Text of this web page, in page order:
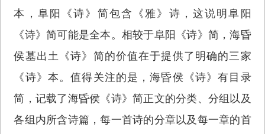
本，阜阳《诗》简包含《雅》诗，这说明阜阳
《诗》简可能是全本。相较于阜阳《诗》简，海昏
侯墓出土《诗》简的价值在于提供了明确的三家
《诗》本。值得关注的是，海昏侯《诗》有目录
简，记载了海昏侯《诗》简正文的分类、分组以及
各组内所含诗篇，每一首诗的分章以及每一章的首